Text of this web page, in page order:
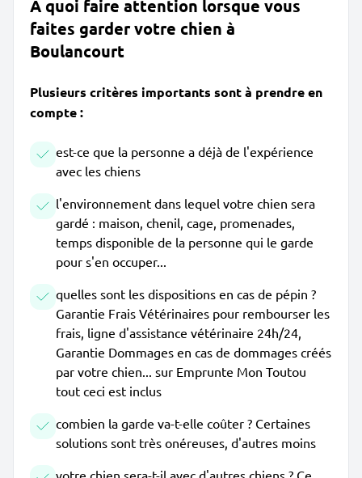
À quoi faire attention lorsque vous
faites garder votre chien à
Boulancourt
Plusieurs critères importants sont à prendre en
compte :
est-ce que la personne a déjà de l'expérience
avec les chiens
l'environnement dans lequel votre chien sera
gardé : maison, chenil, cage, promenades,
temps disponible de la personne qui le garde
pour s'en occuper...
quelles sont les dispositions en cas de pépin ?
Garantie Frais Vétérinaires pour rembourser les
frais, ligne d'assistance vétérinaire 24h/24,
Garantie Dommages en cas de dommages créés
par votre chien... sur Emprunte Mon Toutou
tout ceci est inclus
combien la garde va-t-elle coûter ? Certaines
solutions sont très onéreuses, d'autres moins
votre chien sera-t-il avec d'autres chiens ? Ce